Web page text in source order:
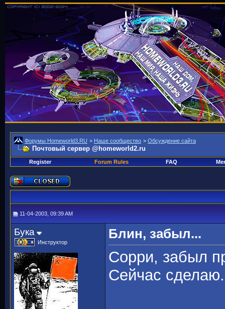
Форумы Homeworld3.RU > Наше сообщество > Обсуждение сайта
Почтовый сервер @homeworld2.ru
Register Forum Rules FAQ
11-04-2003, 09:39 AM
Бука
Инструктор
Блин, забыл...
Сорри, забыл
Сейчас сделаю.